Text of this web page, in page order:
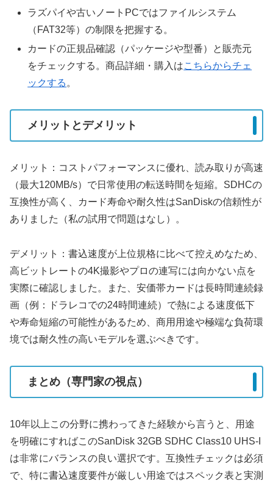
ラズパイや古いノートPCではファイルシステム
（FAT32等）の制限を把握する。
カードの正規品確認（パッケージや型番）と販売元
をチェックする。商品詳細・購入はこちらからチェ
ックする 。
メリットとデメリット
メリット：コストパフォーマンスに優れ、読み取りが高速
（最大120MB/s）で日常使用の転送時間を短縮。SDHCの
互換性が高く、カード寿命や耐久性はSanDiskの信頼性が
ありました（私の試用で問題はなし）。
デメリット：書込速度が上位規格に比べて控えめなため、
高ビットレートの4K撮影やプロの連写には向かない点を
実際に確認しました。また、安価帯カードは長時間連続録
画（例：ドラレコでの24時間連続）で熱による速度低下
や寿命短縮の可能性があるため、商用用途や極端な負荷環
境では耐久性の高いモデルを選ぶべきです。
まとめ（専門家の視点）
10年以上この分野に携わってきた経験から言うと、用途
を明確にすればこのSanDisk 32GB SDHC Class10 UHS-I
は非常にバランスの良い選択です。互換性チェックは必須
で、特に書込速度要件が厳しい用途ではスペック表と実測